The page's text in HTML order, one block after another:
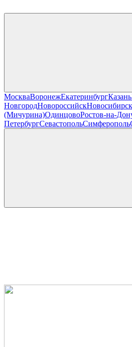
МоскваВоронежЕкатеринбургКазань
НовгородНовороссийскНовосибирск
(Мичурина)ОдинцовоРостов-на-
ПетербургСевастопольСимферополь